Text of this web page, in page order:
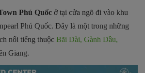
Phú Quốc ở tại cửa ngõ đi vào khu
Phú Quốc. Đây là một trong những
nổi tiếng thuộc Bãi Dài, Gành Dầu,
Giang.